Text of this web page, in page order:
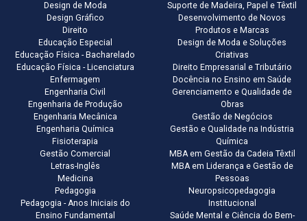
Design de Moda
Design Gráfico
Direito
Educação Especial
Educação Física - Bacharelado
Educação Física - Licenciatura
Enfermagem
Engenharia Civil
Engenharia de Produção
Engenharia Mecânica
Engenharia Química
Fisioterapia
Gestão Comercial
Letras-Inglês
Medicina
Pedagogia
Pedagogia - Anos Iniciais do
Ensino Fundamental
Suporte de Madeira, Papel e Têxtil
Desenvolvimento de Novos
Produtos e Marcas
Design de Moda e Soluções
Criativas
Direito Empresarial e Tributário
Docência no Ensino em Saúde
Gerenciamento e Qualidade de
Obras
Gestão de Negócios
Gestão e Qualidade na Indústria
Química
MBA em Gestão da Cadeia Têxtil
MBA em Liderança e Gestão de
Pessoas
Neuropsicopedagogia
Institucional
Saúde Mental e Ciência do Bem-